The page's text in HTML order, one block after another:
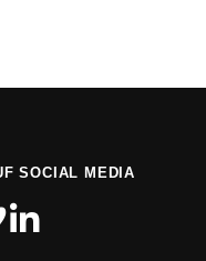
SOCIAL MEDIA